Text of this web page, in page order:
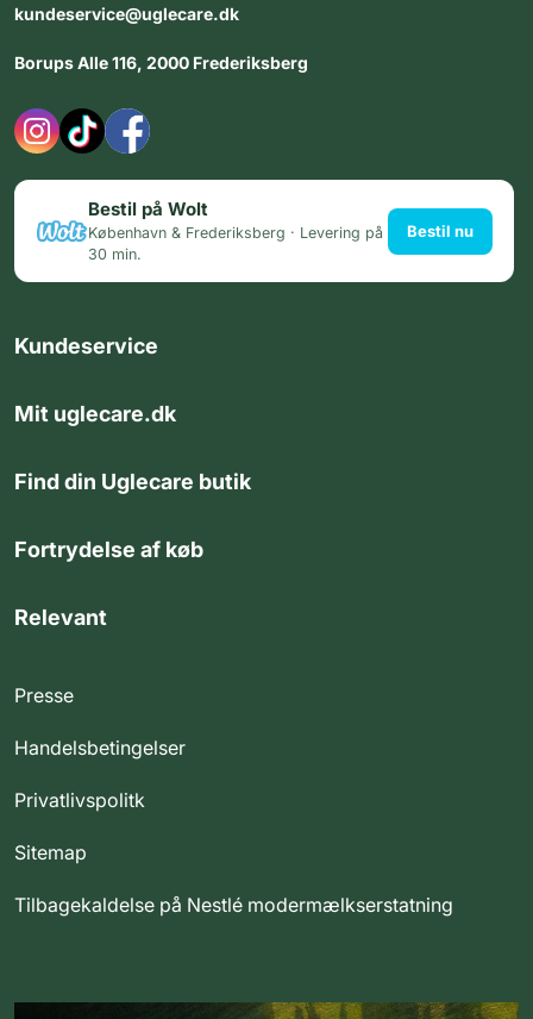
kundeservice@uglecare.dk
Borups Alle 116, 2000 Frederiksberg
Bestil på Wolt
København & Frederiksberg · Levering på
30 min.
Bestil nu
Kundeservice
Mit uglecare.dk
Find din Uglecare butik
Fortrydelse af køb
Relevant
Presse
Handelsbetingelser
Privatlivspolitk
Sitemap
Tilbagekaldelse på Nestlé modermælkserstatning